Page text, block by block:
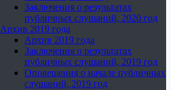
Заключения о результатах
публичных слушаний, 2020 год
Архив 2019 года
Архив 2019 года
Заключения о результатах
публичных слушаний, 2019 год
Оповещения о начале публичных
слушаний, 2019 год